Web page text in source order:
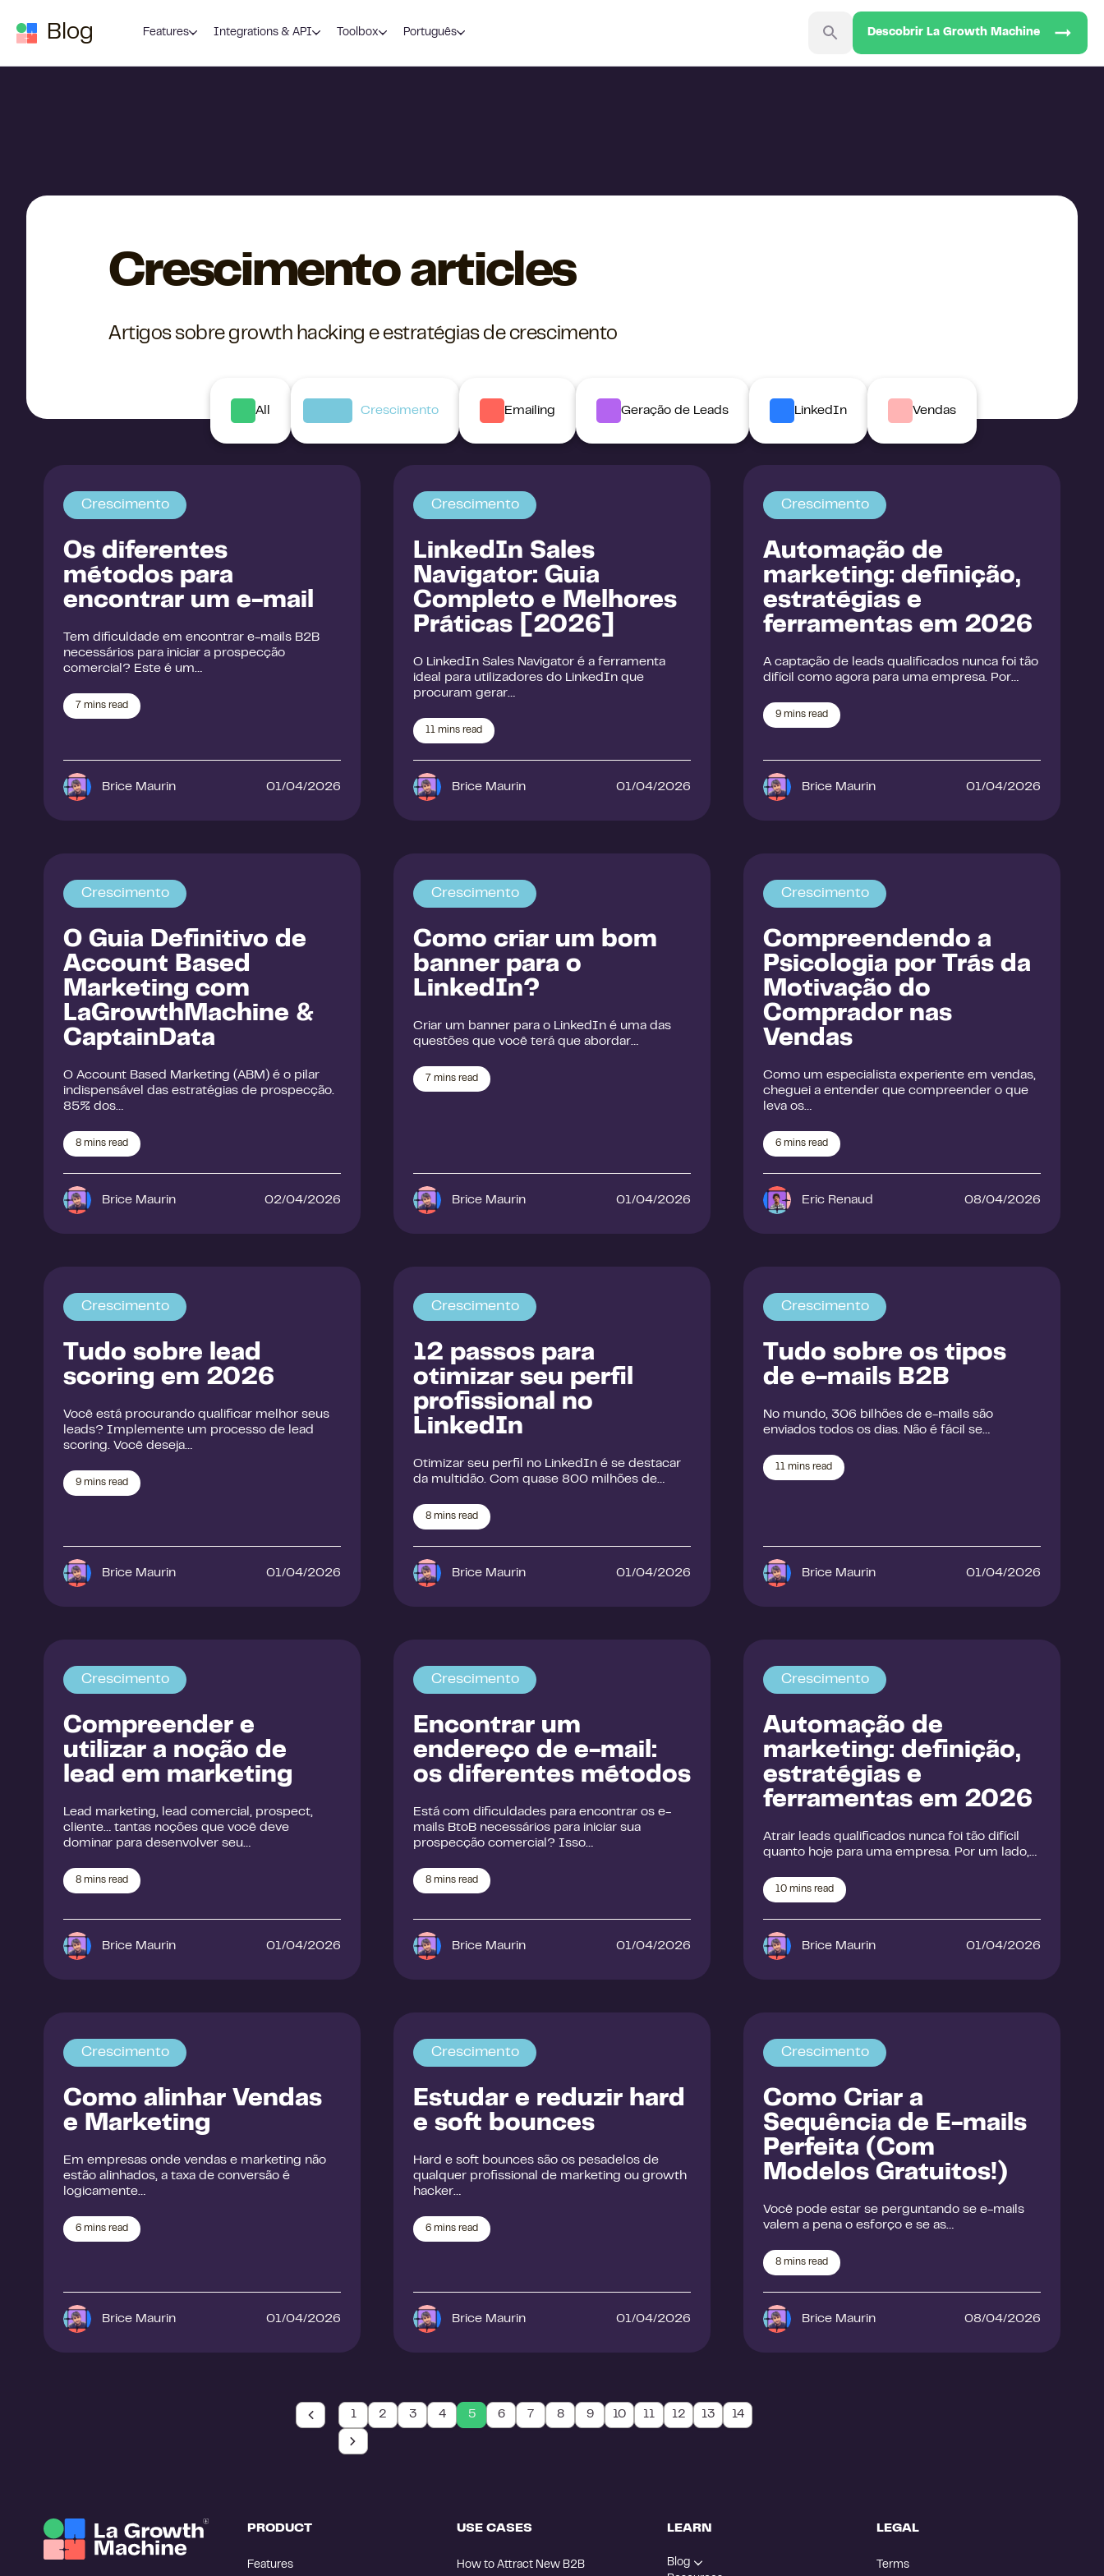
Blog Features Integrations & API Toolbox Português Descobrir La Growth Machine
Crescimento articles
Artigos sobre growth hacking e estratégias de crescimento
All Crescimento Emailing Geração de Leads LinkedIn Vendas
Crescimento
Os diferentes
métodos para
encontrar um e-mail
Tem dificuldade em encontrar e-mails B2B
necessários para iniciar a prospecção
comercial? Este é um…
7 mins read
Brice Maurin 01/04/2026
Crescimento
LinkedIn Sales
Navigator: Guia
Completo e Melhores
Práticas [2026]
O LinkedIn Sales Navigator é a ferramenta
ideal para utilizadores do LinkedIn que
procuram gerar…
11 mins read
Brice Maurin 01/04/2026
Crescimento
Automação de
marketing: definição,
estratégias e
ferramentas em 2026
A captação de leads qualificados nunca foi tão
difícil como agora para uma empresa. Por…
9 mins read
Brice Maurin 01/04/2026
Crescimento
O Guia Definitivo de
Account Based
Marketing com
LaGrowthMachine &
CaptainData
O Account Based Marketing (ABM) é o pilar
indispensável das estratégias de prospecção.
85% dos…
8 mins read
Brice Maurin 02/04/2026
Crescimento
Como criar um bom
banner para o
LinkedIn?
Criar um banner para o LinkedIn é uma das
questões que você terá que abordar…
7 mins read
Brice Maurin 01/04/2026
Crescimento
Compreendendo a
Psicologia por Trás da
Motivação do
Comprador nas
Vendas
Como um especialista experiente em vendas,
cheguei a entender que compreender o que
leva os…
6 mins read
Eric Renaud 08/04/2026
Crescimento
Tudo sobre lead
scoring em 2026
Você está procurando qualificar melhor seus
leads? Implemente um processo de lead
scoring. Você deseja…
9 mins read
Brice Maurin 01/04/2026
Crescimento
12 passos para
otimizar seu perfil
profissional no
LinkedIn
Otimizar seu perfil no LinkedIn é se destacar
da multidão. Com quase 800 milhões de…
8 mins read
Brice Maurin 01/04/2026
Crescimento
Tudo sobre os tipos
de e-mails B2B
No mundo, 306 bilhões de e-mails são
enviados todos os dias. Não é fácil se…
11 mins read
Brice Maurin 01/04/2026
Crescimento
Compreender e
utilizar a noção de
lead em marketing
Lead marketing, lead comercial, prospect,
cliente… tantas noções que você deve
dominar para desenvolver seu…
8 mins read
Brice Maurin 01/04/2026
Crescimento
Encontrar um
endereço de e-mail:
os diferentes métodos
Está com dificuldades para encontrar os e-
mails BtoB necessários para iniciar sua
prospecção comercial? Isso…
8 mins read
Brice Maurin 01/04/2026
Crescimento
Automação de
marketing: definição,
estratégias e
ferramentas em 2026
Atrair leads qualificados nunca foi tão difícil
quanto hoje para uma empresa. Por um lado,…
10 mins read
Brice Maurin 01/04/2026
Crescimento
Como alinhar Vendas
e Marketing
Em empresas onde vendas e marketing não
estão alinhados, a taxa de conversão é
logicamente…
6 mins read
Brice Maurin 01/04/2026
Crescimento
Estudar e reduzir hard
e soft bounces
Hard e soft bounces são os pesadelos de
qualquer profissional de marketing ou growth
hacker…
6 mins read
Brice Maurin 01/04/2026
Crescimento
Como Criar a
Sequência de E-mails
Perfeita (Com
Modelos Gratuitos!)
Você pode estar se perguntando se e-mails
valem a pena o esforço e se as…
8 mins read
Brice Maurin 08/04/2026
1 2 3 4 5 6 7 8 9 10 11 12 13 14
PRODUCT
Features
USE CASES
How to Attract New B2B
LEARN
Blog
LEGAL
Terms